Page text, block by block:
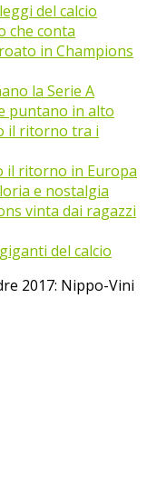
del calcio
che conta
in Champions
la Serie A
puntano in alto
il ritorno tra i
il ritorno in Europa
e nostalgia
vinta dai ragazzi
del calcio
2017: Nippo-Vini